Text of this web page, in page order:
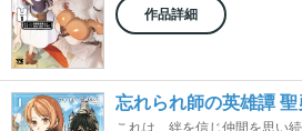
作品詳細
忘れられ師の英雄譚